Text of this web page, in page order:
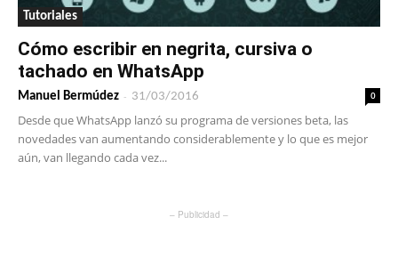
Tutoriales
Cómo escribir en negrita, cursiva o
tachado en WhatsApp
Manuel Bermúdez - 31/03/2016 0
Desde que WhatsApp lanzó su programa de versiones beta, las
novedades van aumentando considerablemente y lo que es mejor
aún, van llegando cada vez...
– Publicidad –